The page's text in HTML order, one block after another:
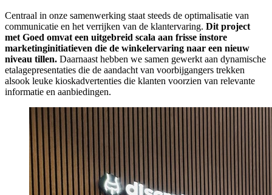
Centraal in onze samenwerking staat steeds de optimalisatie van
communicatie en het verrijken van de klantervaring. Dit project
met Goed omvat een uitgebreid scala aan frisse instore
marketinginitiatieven die de winkelervaring naar een nieuw
niveau tillen. Daarnaast hebben we samen gewerkt aan dynamische
etalagepresentaties die de aandacht van voorbijgangers trekken
alsook leuke kioskadvertenties die klanten voorzien van relevante
informatie en aanbiedingen.